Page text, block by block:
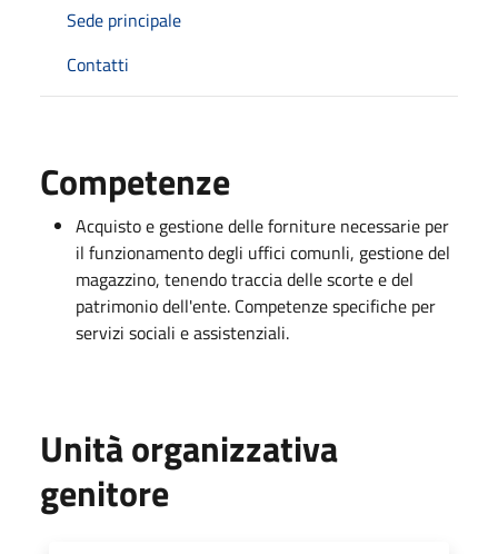
Sede principale
Contatti
Competenze
Acquisto e gestione delle forniture necessarie per
il funzionamento degli uffici comunli, gestione del
magazzino, tenendo traccia delle scorte e del
patrimonio dell'ente. Competenze specifiche per
servizi sociali e assistenziali.
Unità organizzativa
genitore